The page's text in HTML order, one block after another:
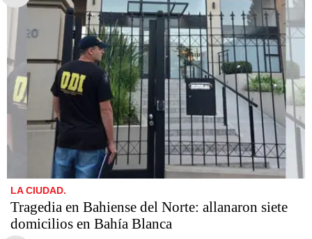
LA CIUDAD.
Tragedia en Bahiense del Norte: allanaron siete
domicilios en Bahía Blanca